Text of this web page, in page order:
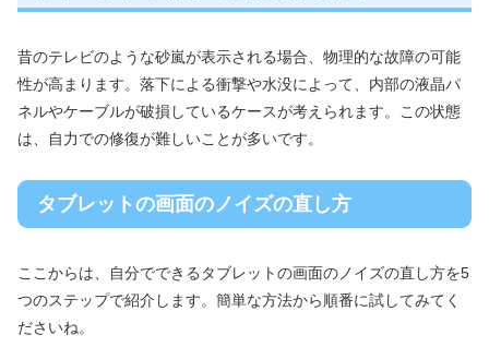
昔のテレビのような砂嵐が表示される場合、物理的な故障の可能
性が高まります。落下による衝撃や水没によって、内部の液晶パ
ネルやケーブルが破損しているケースが考えられます。この状態
は、自力での修復が難しいことが多いです。
タブレットの画面のノイズの直し方
ここからは、自分でできるタブレットの画面のノイズの直し方を5
つのステップで紹介します。簡単な方法から順番に試してみてく
ださいね。